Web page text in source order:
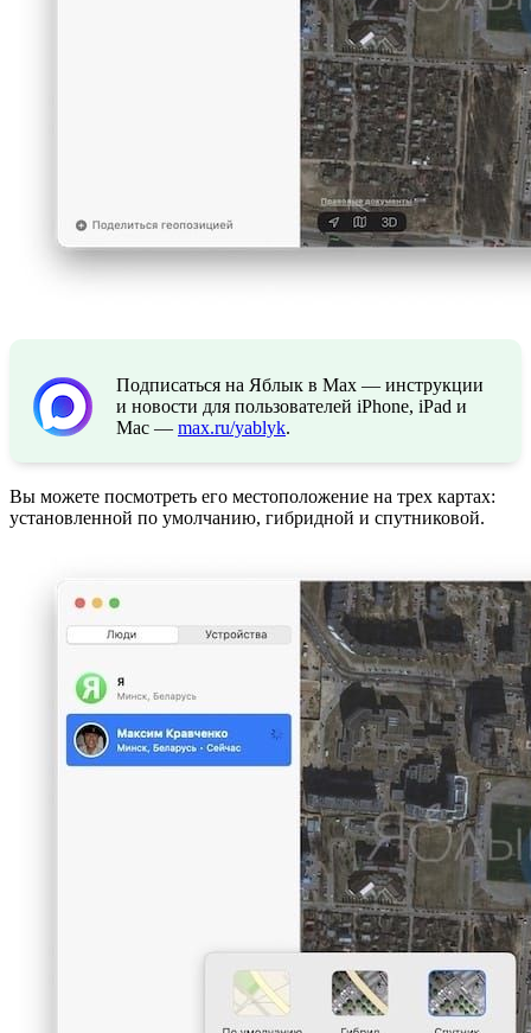
Подписаться на Яблык в Max — инструкции
и новости для пользователей iPhone, iPad и
Mac — max.ru/yablyk.
Вы можете посмотреть его местоположение на трех картах:
установленной по умолчанию, гибридной и спутниковой.